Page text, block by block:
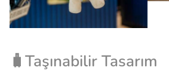
🧳Taşınabilir Tasarım